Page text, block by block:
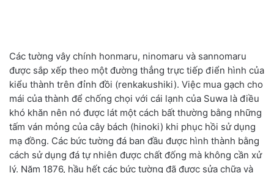
Các tường vây chính honmaru, ninomaru và sannomaru
được sắp xếp theo một đường thẳng trực tiếp điển hình của
kiểu thành trên đỉnh đồi (renkakushiki). Việc mua gạch cho
mái của thành để chống chọi với cái lạnh của Suwa là điều
khó khăn nên nó được lát một cách bất thường bằng những
tấm ván mỏng của cây bách (hinoki) khi phục hồi sử dụng
mạ đồng. Các bức tường đá ban đầu được hình thành bằng
cách sử dụng đá tự nhiên được chất đống mà không cần xử
lý. Năm 1876, hầu hết các bức tường đã được sửa chữa và